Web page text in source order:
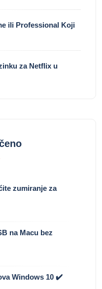
ili Professional Koji
za Netflix u
zumiranje za
na Macu bez
Windows 10 ✔️